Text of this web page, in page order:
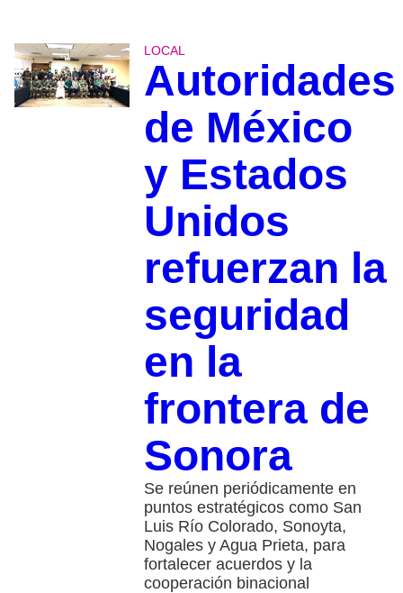
LOCAL
Autoridades
de México
y Estados
Unidos
refuerzan la
seguridad
en la
frontera de
Sonora
Se reúnen periódicamente en
puntos estratégicos como San
Luis Río Colorado, Sonoyta,
Nogales y Agua Prieta, para
fortalecer acuerdos y la
cooperación binacional